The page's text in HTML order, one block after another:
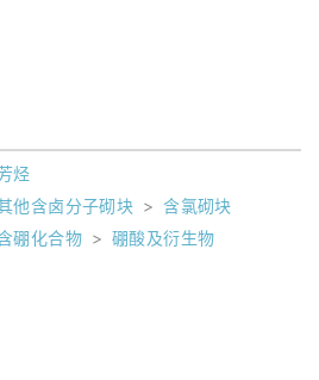
烃
他含卤分子砌块 > 含氯砌块
硼化合物 > 硼酸及衍生物